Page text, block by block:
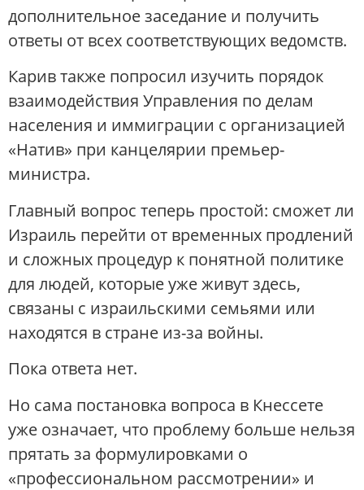
дополнительное заседание и получить
ответы от всех соответствующих ведомств.
Карив также попросил изучить порядок
взаимодействия Управления по делам
населения и иммиграции с организацией
«Натив» при канцелярии премьер-
министра.
Главный вопрос теперь простой: сможет ли
Израиль перейти от временных продлений
и сложных процедур к понятной политике
для людей, которые уже живут здесь,
связаны с израильскими семьями или
находятся в стране из-за войны.
Пока ответа нет.
Но сама постановка вопроса в Кнессете
уже означает, что проблему больше нельзя
прятать за формулировками о
«профессиональном рассмотрении» и